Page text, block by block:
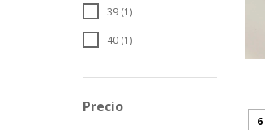
39 (1)
40 (1)
Precio
6